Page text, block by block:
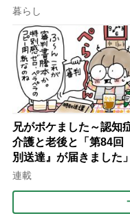
行語大賞にノミネート
律にも明記されたが果
て現在は？
暮らし
兄がボケました～認知
介護と老後と「第84回
別送達』が届きました」
連載